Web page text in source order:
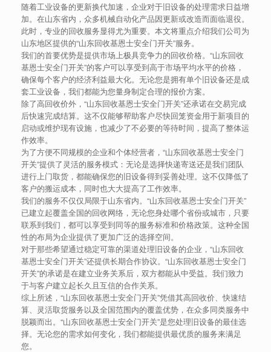
随着工业设备的更新换代加速，企业对于旧设备的处理需求日益增
加。在山东省内，众多机械自动化产品因更新或改造而面临退役。
此时，专业的回收服务显得尤为重要。本文将重点介绍我们公司为
山东地区提供的“山东回收基恩士安全门开关”服务。
我们的首要优势是提供市场上极具竞争力的回收价格。“山东回收
基恩士安全门开关”的客户可以享受到高于市场平均水平的价格，
确保每个客户的经济利益最大化。无论您是拥有单个旧设备还是成
套工业设备，我们都能为您量身制定合理的报价方案。
除了高回收价外，“山东回收基恩士安全门开关”还承诺在交易完成
后快速完成结算。这不仅能够帮助客户尽快回笼资金用于新项目的
启动或维护现有设施，也减少了不必要的等待时间，提高了整体运
作效率。
为了方便不同规模的企业和个体经营者，“山东回收基恩士安全门
开关”提供了灵活的服务模式：无论是选择快递寄送还是我们团队
进行上门取货，都能确保您的旧设备得到妥善处理。这不仅降低了
客户的搬运成本，同时也大大提高了工作效率。
我们的服务不仅仅局限于山东省内。“山东回收基恩士安全门开关”
已建立起覆盖全国的回收网络，无论您身处哪个省份或城市，只要
联系到我们，都可以享受到同等的服务标准和价格政策。这种全国
性的布局为企业提供了更加广泛的选择空间。
对于那些希望通过稳定可靠的渠道处理旧设备的企业，“山东回收
基恩士安全门开关”还提供长期合作协议。“山东回收基恩士安全门
开关”的承诺是在建立业务关系后，双方都能从中受益。我们致力
于与客户建立起长久且互信的合作关系。
综上所述，“山东回收基恩士安全门开关”凭借其高回收价、快速结
算、灵活取货服务以及全国范围内的覆盖优势，在众多同类服务中
脱颖而出。“山东回收基恩士安全门开关”是您处理旧设备的最佳选
择。无论您的需求如何变化，我们都能提供最优质的服务来满足
您。